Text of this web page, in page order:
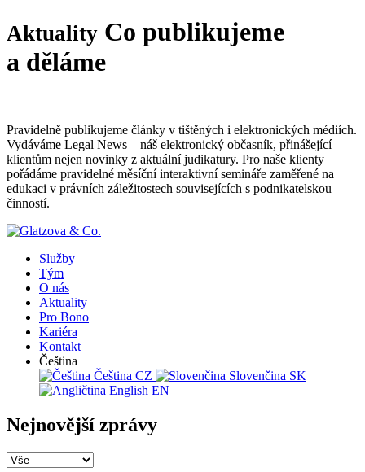
Aktuality Co publikujeme
a děláme
Pravidelně publikujeme články v tištěných i elektronických médiích.
Vydáváme Legal News – náš elektronický občasník, přinášející
klientům nejen novinky z aktuální judikatury. Pro naše klienty
pořádáme pravidelné měsíční interaktivní semináře zaměřené na
edukaci v právních záležitostech souvisejících s podnikatelskou
činností.
Služby
Tým
O nás
Aktuality
Pro Bono
Kariéra
Kontakt
Čeština
Čeština CZ Slovenčina SK
English EN
Nejnovější zprávy